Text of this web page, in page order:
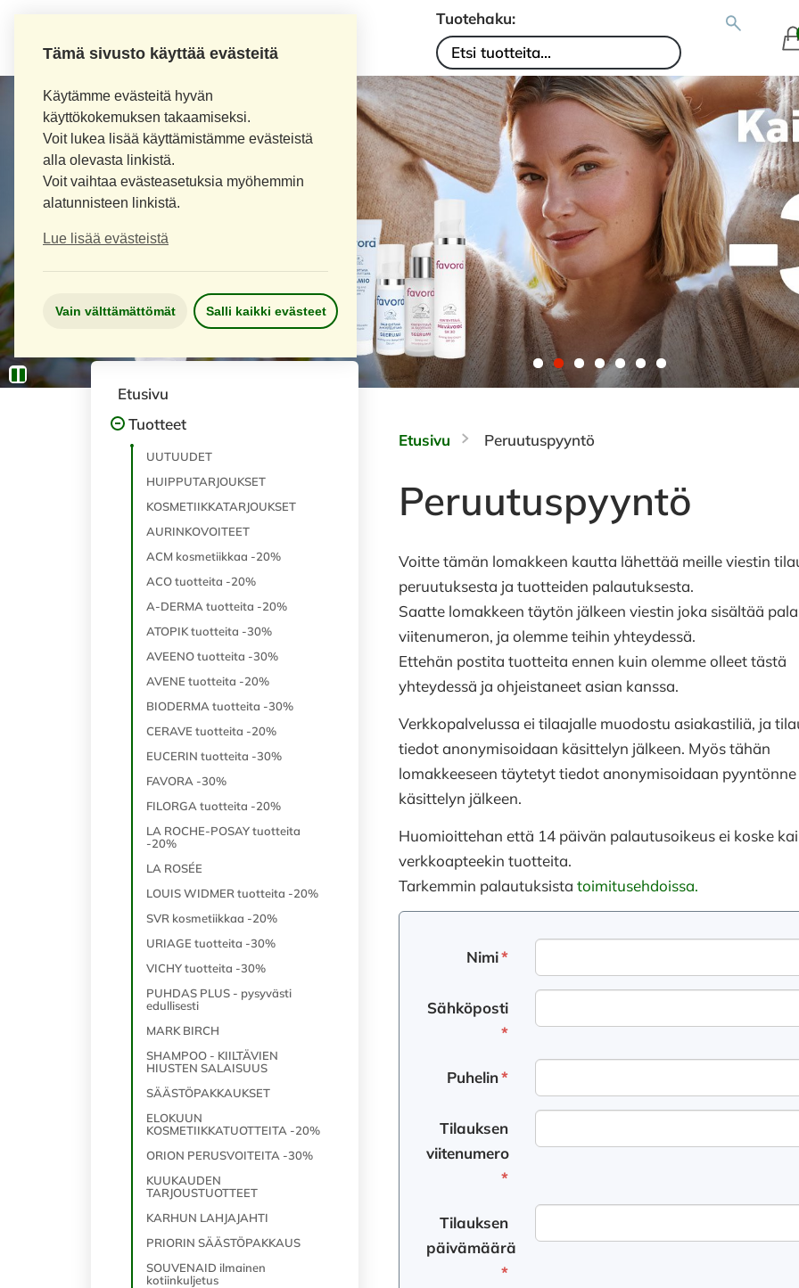
Tämä sivusto käyttää evästeitä
Käytämme evästeitä hyvän
käyttökokemuksen takaamiseksi.
Voit lukea lisää käyttämistämme evästeistä
alla olevasta linkistä.
Voit vaihtaa evästeasetuksia myöhemmin
alatunnisteen linkistä.
Lue lisää evästeistä
Vain välttämättömät Salli kaikki evästeet
Tuotehaku:
Etusivu
Tuotteet
UUTUUDET
HUIPPUTARJOUKSET
KOSMETIIKKATARJOUKSET
AURINKOVOITEET
ACM kosmetiikkaa -20%
ACO tuotteita -20%
A-DERMA tuotteita -20%
ATOPIK tuotteita -30%
AVEENO tuotteita -30%
AVENE tuotteita -20%
BIODERMA tuotteita -30%
CERAVE tuotteita -20%
EUCERIN tuotteita -30%
FAVORA -30%
FILORGA tuotteita -20%
LA ROCHE-POSAY tuotteita
-20%
LA ROSÉE
LOUIS WIDMER tuotteita -20%
SVR kosmetiikkaa -20%
URIAGE tuotteita -30%
VICHY tuotteita -30%
PUHDAS PLUS - pysyvästi
edullisesti
MARK BIRCH
SHAMPOO - KIILTÄVIEN
HIUSTEN SALAISUUS
SÄÄSTÖPAKKAUKSET
ELOKUUN
KOSMETIIKKATUOTTEITA -20%
ORION PERUSVOITEITA -30%
KUUKAUDEN
TARJOUSTUOTTEET
KARHUN LAHJAJAHTI
PRIORIN SÄÄSTÖPAKKAUS
SOUVENAID ilmainen
kotiinkuljetus
Etusivu Peruutuspyyntö
Peruutuspyyntö
Voitte tämän lomakkeen kautta lähettää meille viestin
peruutuksesta ja tuotteiden palautuksesta.
Saatte lomakkeen täytön jälkeen viestin joka sisältää
viitenumeron, ja olemme teihin yhteydessä.
Ettehän postita tuotteita ennen kuin olemme olleet tästä
yhteydessä ja ohjeistaneet asian kanssa.
Verkkopalvelussa ei tilaajalle muodostu asiakastiliä, ja
tiedot anonymisoidaan käsittelyn jälkeen. Myös tähän
lomakkeeseen täytetyt tiedot anonymisoidaan pyyntönne
käsittelyn jälkeen.
Huomioittehan että 14 päivän palautusoikeus ei koske
verkkoapteekin tuotteita.
Tarkemmin palautuksista toimitusehdoissa.
Nimi*
Sähköposti
*
Puhelin*
Tilauksen
viitenumero
*
Tilauksen
päivämäärä
*